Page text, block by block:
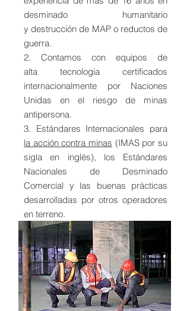
desminado humanitario
y destrucción de MAP o reductos de
guerra.
2. Contamos con equipos de
alta tecnología certificados
internacionalmente por Naciones
Unidas en el riesgo de minas
antipersona.
3. Estándares Internacionales para
la acción contra minas (IMAS por su
sigla en inglés), los Estándares
Nacionales de Desminado
Comercial y las buenas prácticas
desarrolladas por otros operadores
en terreno.